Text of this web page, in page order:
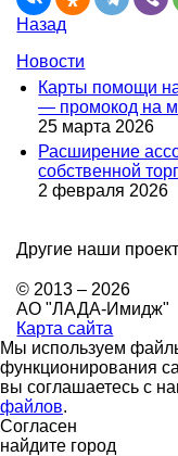
Назад
Новости
Карты помощи
— промокод на
25 марта 2026
Расширение
собственной
2 февраля 2026
Другие наши
© 2013 – 2026
АО "ЛАДА-Имидж"
Карта сайта
Мы используем
функционирования
вы соглашаетесь с
файлов.
Согласен
найдите город